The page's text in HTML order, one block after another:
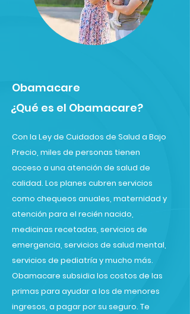
Obamacare
¿Qué es el Obamacare?
Con la Ley de Cuidados de Salud a Bajo
Precio, miles de personas tienen
acceso a una atención de salud de
calidad. Los planes cubren servicios
como chequeos anuales, maternidad y
atención para el recién nacido,
medicinas recetadas, servicios de
emergencia, servicios de salud mental,
servicios de pediatría y mucho más.
Obamacare subsidia los costos de las
primas para ayudar a los de menores
ingresos, a pagar por su seguro. Te